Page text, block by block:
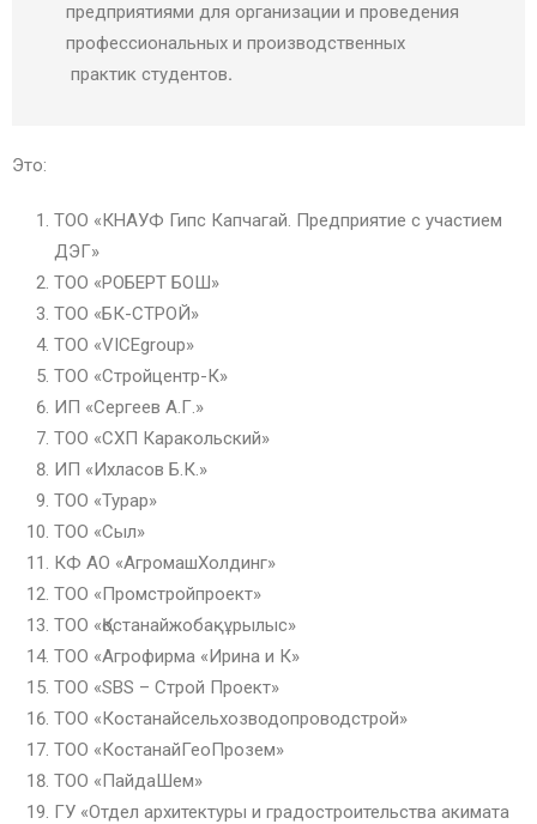
предприятиями для организации и проведения
профессиональных и производственных
практик студентов.
Это:
ТОО «КНАУФ Гипс Капчагай. Предприятие с участием
ДЭГ»
ТОО «РОБЕРТ БОШ»
ТОО «БК-СТРОЙ»
ТОО «VICEgroup»
ТОО «Стройцентр-К»
ИП «Сергеев А.Г.»
ТОО «СХП Каракольский»
ИП «Ихласов Б.К.»
ТОО «Турар»
ТОО «Сыл»
КФ АО «АгромашХолдинг»
ТОО «Промстройпроект»
ТОО «Қостанайжобақұрылыс»
ТОО «Агрофирма «Ирина и К»
ТОО «SBS – Строй Проект»
ТОО «Костанайсельхозводопроводстрой»
ТОО «КостанайГеоПрозем»
ТОО «ПайдаШем»
ГУ «Отдел архитектуры и градостроительства акимата